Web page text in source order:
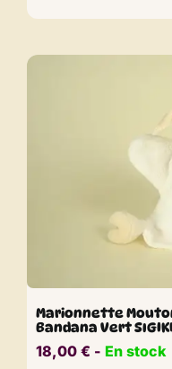
Marionnette
Bandana Vert
18,00 € ​​ - En stock